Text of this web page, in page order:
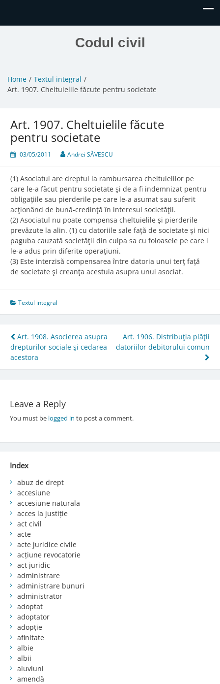
Codul civil
Home
Textul integral
Art. 1907. Cheltuielile făcute pentru societate
Art. 1907. Cheltuielile făcute
pentru societate
03/05/2011 Andrei SĂVESCU
(1) Asociatul are dreptul la rambursarea cheltuielilor pe
care le-a făcut pentru societate şi de a fi indemnizat pentru
obligaţiile sau pierderile pe care le-a asumat sau suferit
acţionând de bună-credinţă în interesul societăţii.
(2) Asociatul nu poate compensa cheltuielile şi pierderile
prevăzute la alin. (1) cu datoriile sale faţă de societate şi nici
paguba cauzată societăţii din culpa sa cu foloasele pe care i
le-a adus prin diferite operaţiuni.
(3) Este interzisă compensarea între datoria unui terţ faţă
de societate şi creanţa acestuia asupra unui asociat.
Textul integral
Post
navigation
Art. 1908. Asocierea asupra
drepturilor sociale şi cedarea
acestora
Art. 1906. Distribuţia plăţii
datoriilor debitorului comun
Leave a Reply
You must be logged in to post a comment.
Index
abuz de drept
accesiune
accesiune naturala
acces la justiție
act civil
acte
acte juridice civile
acțiune revocatorie
act juridic
administrare
administrare bunuri
administrator
adoptat
adoptator
adopție
afinitate
albie
albii
aluviuni
amendă